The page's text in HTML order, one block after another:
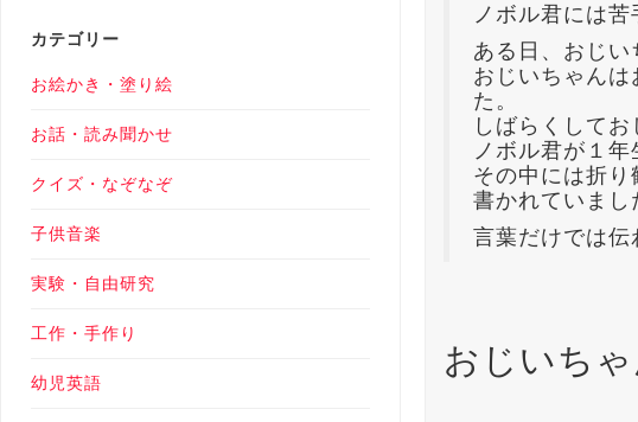
ノボル君には
ある日、おじい
おじいちゃん
た。
しばらくしてお
ノボル君が１
その中には折
書かれていまし
言葉だけでは伝
おじいち
カテゴリー
お絵かき・塗り絵
お話・読み聞かせ
クイズ・なぞなぞ
子供音楽
実験・自由研究
工作・手作り
幼児英語